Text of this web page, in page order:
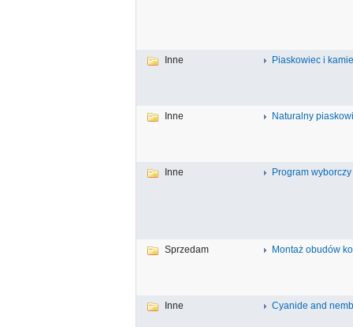
Inne Piaskowiec i
Inne Naturalny
Inne Program
Sprzedam Montaż obudów
Inne Cyanide and